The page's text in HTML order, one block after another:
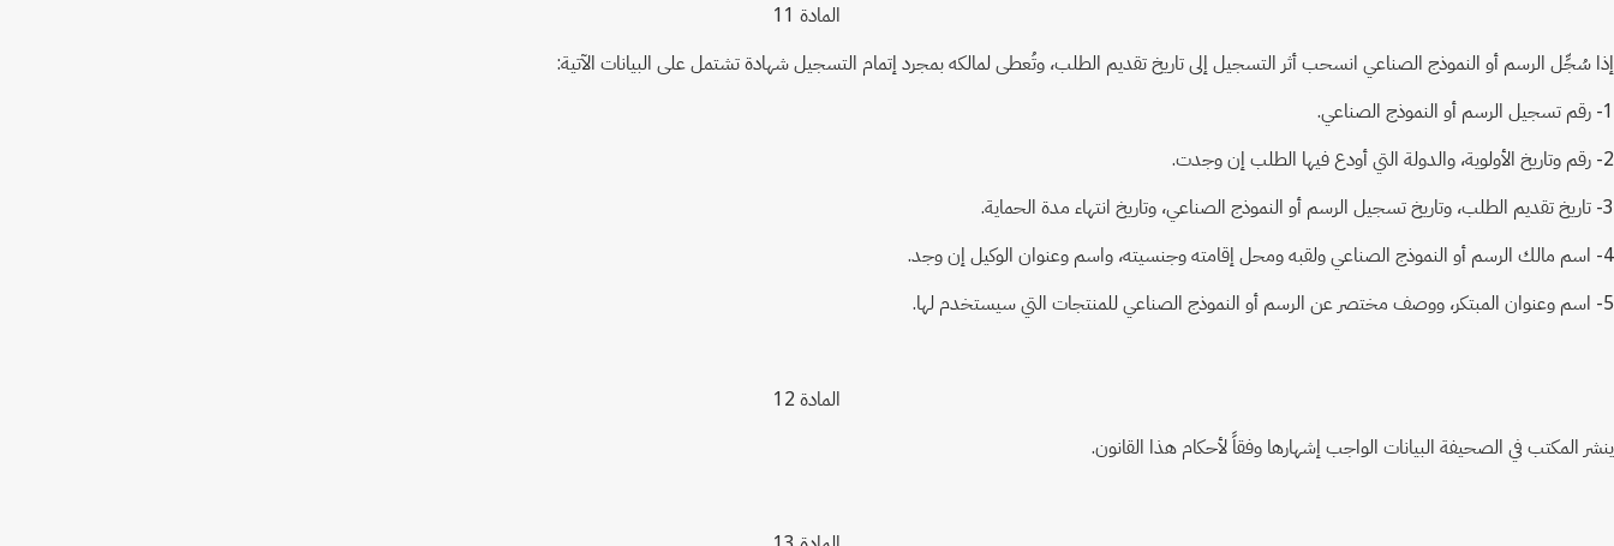
المادة 11
إذا سُجِّل الرسم أو النموذج الصناعي انسحب أثر التسجيل إلى تاريخ تقديم الطلب، وتُعطى لمالكه بمجرد إتمام التسجيل شهادة تشتمل على البيانات الآتية:
1- رقم تسجيل الرسم أو النموذج الصناعي.
2- رقم وتاريخ الأولوية، والدولة التي أودع فيها الطلب إن وجدت.
3- تاريخ تقديم الطلب، وتاريخ تسجيل الرسم أو النموذج الصناعي، وتاريخ انتهاء مدة الحماية.
4- اسم مالك الرسم أو النموذج الصناعي ولقبه ومحل إقامته وجنسيته، واسم وعنوان الوكيل إن وجد.
5- اسم وعنوان المبتكر، ووصف مختصر عن الرسم أو النموذج الصناعي للمنتجات التي سيستخدم لها.
المادة 12
ينشر المكتب في الصحيفة البيانات الواجب إشهارها وفقاً لأحكام هذا القانون.